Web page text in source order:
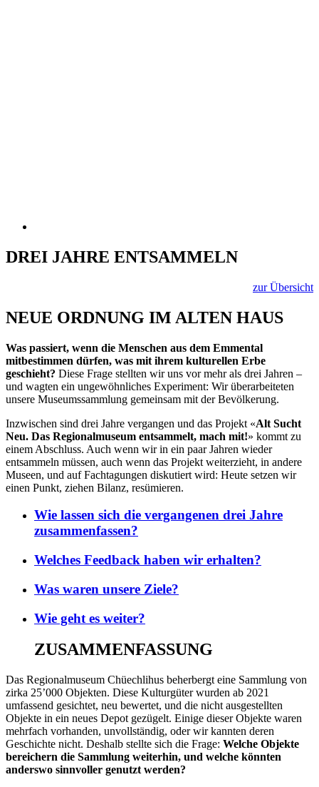
DREI JAHRE ENTSAMMELN
zur Übersicht
NEUE ORDNUNG IM ALTEN HAUS
Was passiert, wenn die Menschen aus dem Emmental
mitbestimmen dürfen, was mit ihrem kulturellen Erbe
geschieht? Diese Frage stellten wir uns vor mehr als drei Jahren –
und wagten ein ungewöhnliches Experiment: Wir überarbeiteten
unsere Museumssammlung gemeinsam mit der Bevölkerung.
Inzwischen sind drei Jahre vergangen und das Projekt «Alt Sucht
Neu. Das Regionalmuseum entsammelt, mach mit!» kommt zu
einem Abschluss. Auch wenn wir in ein paar Jahren wieder
entsammeln müssen, auch wenn das Projekt weiterzieht, in andere
Museen, und auf Fachtagungen diskutiert wird: Heute setzen wir
einen Punkt, ziehen Bilanz, resümieren.
Wie lassen sich die vergangenen drei Jahre
zusammenfassen?
Welches Feedback haben wir erhalten?
Was waren unsere Ziele?
Wie geht es weiter?
ZUSAMMENFASSUNG
Das Regionalmuseum Chüechlihus beherbergt eine Sammlung von
zirka 25’000 Objekten. Diese Kulturgüter wurden ab 2021
umfassend gesichtet, neu bewertet, und die nicht ausgestellten
Objekte in ein neues Depot gezügelt. Einige dieser Objekte waren
mehrfach vorhanden, unvollständig, oder wir kannten deren
Geschichte nicht. Deshalb stellte sich die Frage: Welche Objekte
bereichern die Sammlung weiterhin, und welche könnten
anderswo sinnvoller genutzt werden?